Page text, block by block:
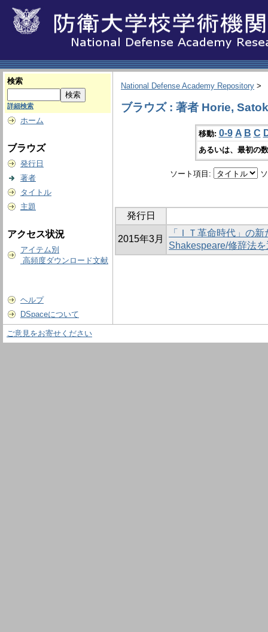
検索
詳細検索
ホーム
ブラウズ
発行日
著者
タイトル
主題
アクセス状況
アイテム別
高頻度ダウンロード文献
ヘルプ
DSpaceについて
National Defense Academy Repository >
ブラウズ : 著者 Horie,
移動: 0-9 A B C
あるいは、最初の
ソート項目:
発行日
2015年3月
「ＩＴ革命時代」の
Shakespeare/修辞法
ご意見をお寄せください